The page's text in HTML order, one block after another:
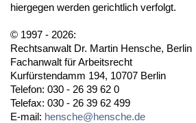
hiergegen werden gerichtlich verfolgt.
© 1997 - 2026:
Rechtsanwalt Dr. Martin Hensche, Berlin
Fachanwalt für Arbeitsrecht
Kurfürstendamm 194, 10707 Berlin
Telefon: 030 - 26 39 62 0
Telefax: 030 - 26 39 62 499
E-mail: hensche@hensche.de